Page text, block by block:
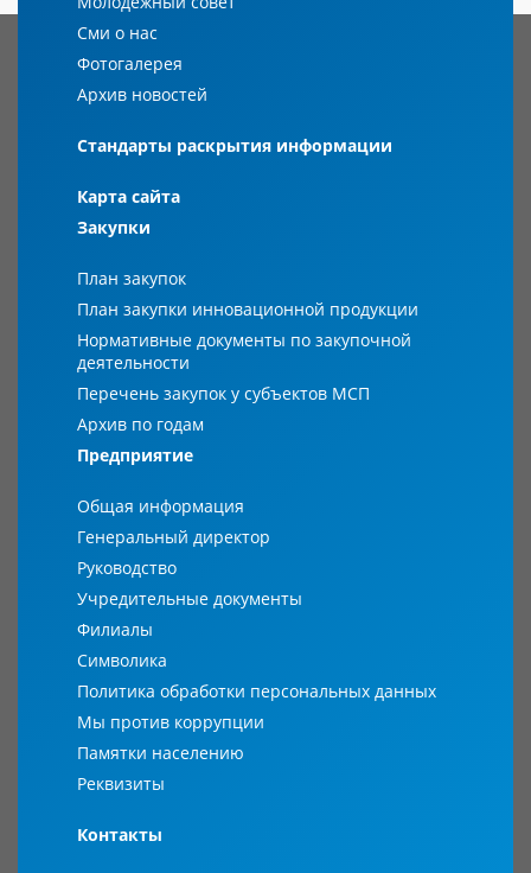
Сми о нас
Фотогалерея
Архив новостей
Стандарты раскрытия информации
Карта сайта
Закупки
План закупок
План закупки инновационной продукции
Нормативные документы по закупочной
деятельности
Перечень закупок у субъектов МСП
Архив по годам
Предприятие
Общая информация
Генеральный директор
Руководство
Учредительные документы
Филиалы
Символика
Политика обработки персональных данных
Мы против коррупции
Памятки населению
Реквизиты
Контакты